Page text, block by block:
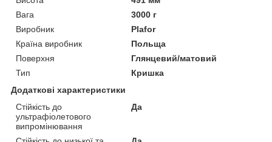
Вага
3000 г
Виробник
Plafor
Країна виробник
Польща
Поверхня
Глянцевий/матовий
Тип
Кришка
Додаткові характеристики
Стійкість до
ультрафіолетового
випромінювання
Да